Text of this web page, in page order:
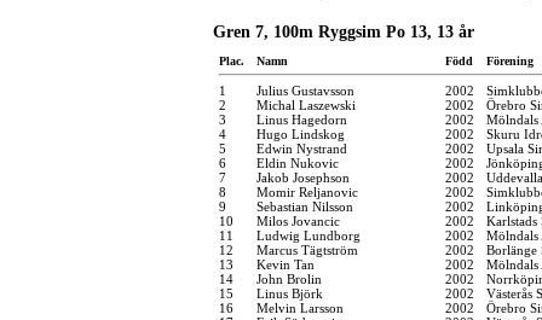
Gren 7, 100m Ryggsim Po 13, 13 år
Plac. Namn Född Förening
1 Julius Gustavsson 2002
2
Michal Laszewski 2002
Örebro
3
Linus Hagedorn 2002
Mölndals
4
Hugo Lindskog 2002
Skuru
5
Edwin Nystrand 2002
Upsala
6
Eldin Nukovic 2002
7
Jakob Josephson 2002
8
Momir Reljanovic 2002
9
Sebastian Nilsson 2002
10
Milos Jovancic 2002
Karlstads
11
Ludwig Lundborg 2002
Mölndals
12
Marcus Tägtström 2002
Borlänge
13
Kevin Tan 2002
Mölndals
14
John Brolin 2002
15
Linus Björk 2002
Västerås
16
Melvin Larsson 2002
Örebro